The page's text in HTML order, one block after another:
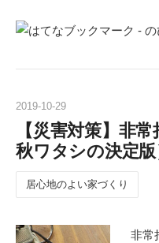
2019-10-29
【災害対策】非
秋ワタシの決定版
居心地のよい家づくり
非常